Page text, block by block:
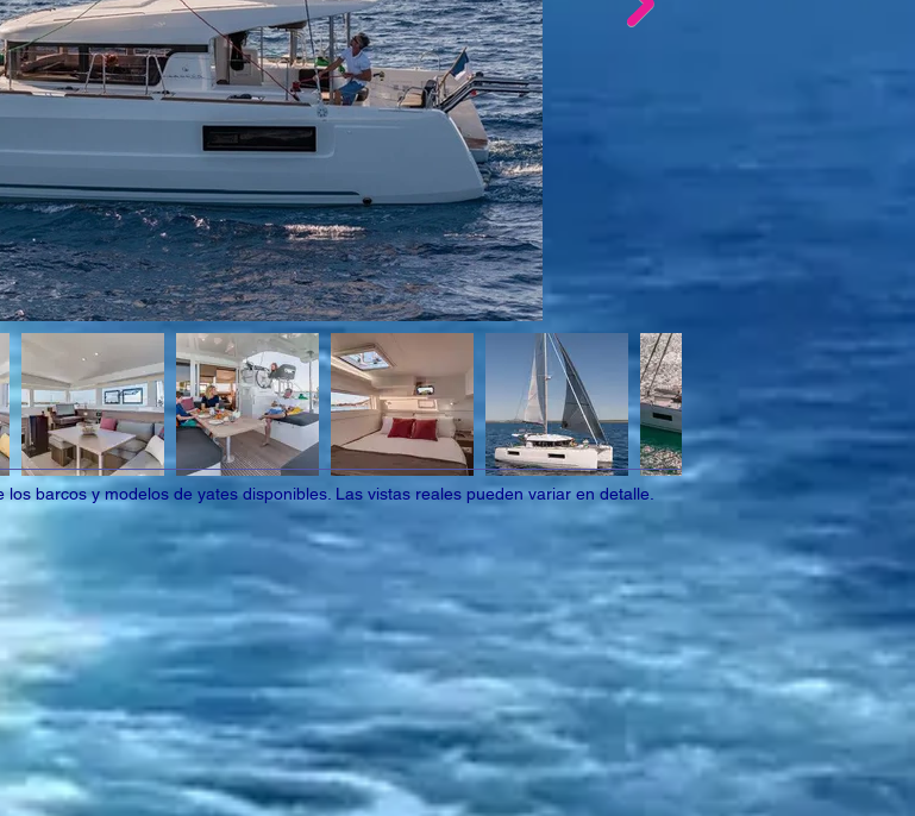
barcos y modelos de yates disponibles. Las vistas reales pueden variar en detalle.